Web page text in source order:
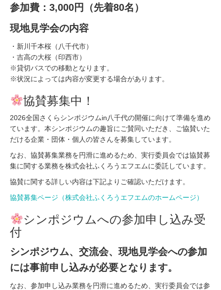
参加費：3,000円（先着80名）
現地見学会の内容
・新川千本桜（八千代市）
・吉高の大桜（印西市）
※貸切バスでの移動となります。
※状況によっては内容が変更する場合があります。
協賛募集中！
2026全国さくらシンポジウムin八千代の開催に向けて準備を進め
ています。本シンポジウムの趣旨にご賛同いただき、ご協賛いた
だける企業・団体・個人の皆さんを募集しています。
なお、協賛募集業務を円滑に進めるため、実行委員会では協賛募
集に関する業務を株式会社ふくろうエフエムに委託しています。
協賛に関する詳しい内容は下記よりご確認いただけます。
協賛募集ページ（株式会社ふくろうエフエムのホームページ）
シンポジウムへの参加申し込み受
付
シンポジウム、交流会、現地見学会への参加
には事前申し込みが必要となります。
なお、参加申し込み業務を円滑に進めるため、実行委員会では参